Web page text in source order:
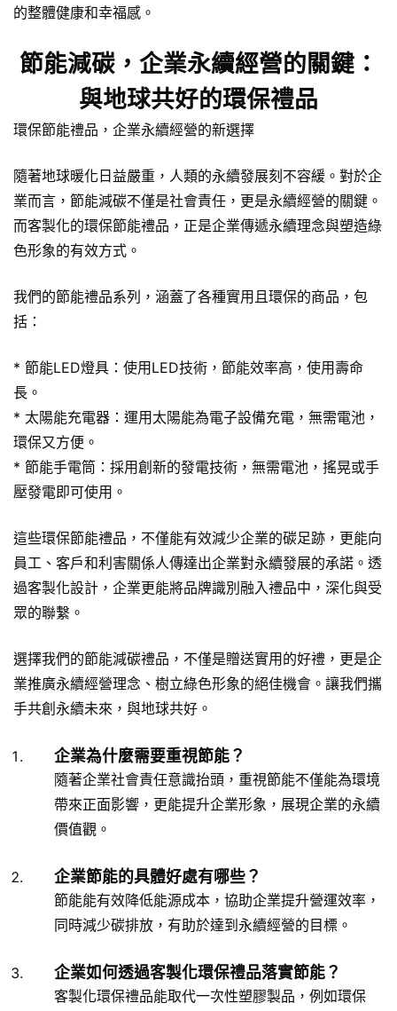
的整體健康和幸福感。
節能減碳，企業永續經營的關鍵：
與地球共好的環保禮品
環保節能禮品，企業永續經營的新選擇
隨著地球暖化日益嚴重，人類的永續發展刻不容緩。對於企
業而言，節能減碳不僅是社會責任，更是永續經營的關鍵。
而客製化的環保節能禮品，正是企業傳遞永續理念與塑造綠
色形象的有效方式。
我們的節能禮品系列，涵蓋了各種實用且環保的商品 ，包
括：
* 節能LED燈具：使用LED技術，節能效率高，使用壽命
長。
* 太陽能充電器：運用太陽能為電子設備充電，無需電池，
環保又方便。
* 節能手電筒 ：採用創新的發電技術，無需電池，搖晃或手
壓發電即可使用。
這些環保節能禮品，不僅能有效減少企業的碳足跡，更能向
員工、客戶和利害關係人傳達出企業對永續發展的承諾。透
過客製化設計，企業更能將品牌識別融入禮品中，深化與受
眾的聯繫。
選擇我們的節能減碳禮品，不僅是贈送實用的好禮，更是企
業推廣永續經營理念、樹立綠色形象的絕佳機會。讓我們攜
手共創永續未來，與地球共好。
企業為什麼需要重視節能？
隨著企業社會責任意識抬頭，重視節能不僅能為環境
帶來正面影響，更能提升企業形象，展現企業的永續
價值觀。
企業節能的具體好處有哪些？
節能能有效降低能源成本，協助企業提升營運效率，
同時減少碳排放，有助於達到永續經營的目標。
企業如何透過客製化環保禮品落實節能？
客製化環保禮品能取代一次性塑膠製品，例如環保